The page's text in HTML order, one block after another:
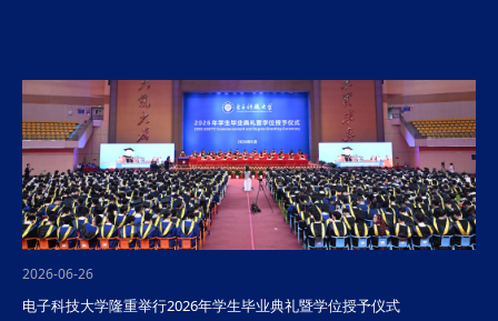
2026-06-26
电子科技大学隆重举行2026年学生毕业典礼暨学位授予仪式